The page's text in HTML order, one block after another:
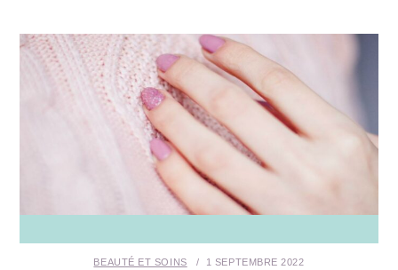
BEAUTÉ ET SOINS 1 SEPTEMBRE 2022